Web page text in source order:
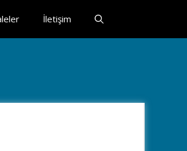
İletişim